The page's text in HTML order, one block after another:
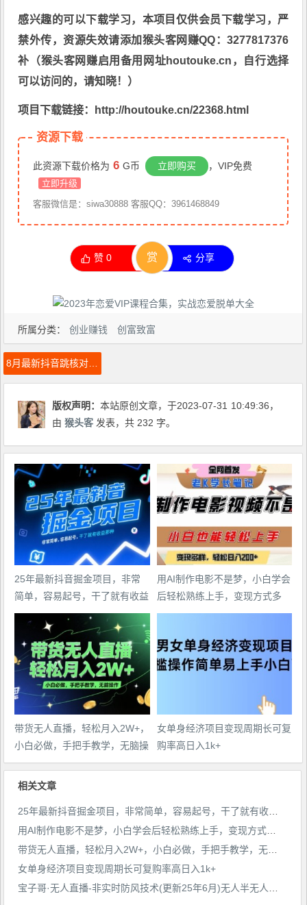
感兴趣的可以下载学习，本项目仅供会员下载学习，严
禁外传，资源失效请添加猴头客网赚QQ：3277817376
补（猴头客网赚启用备用网址houtouke.cn，自行选择
可以访问的，请知晓！）
项目下载链接：http://houtouke.cn/22368.html
资源下载
此资源下载价格为 6 G币 立即购买 ，VIP免费
立即升级
客服微信是：siwa30888 客服QQ：3961468849
赞0 赏 分享
所属分类： 创业赚钱 创富致富
版权声明：本站原创文章，于2023-07-31 10:49:36，
由猴头客 发表，共 232 字。
25年最新抖音掘金项目，非常
简单，容易起号，干了就有收益
那种
用AI制作电影不是梦，小白学会
后轻松熟练上手，变现方式多
样，日入2张+
带货无人直播，轻松月入2W+，
小白必做，手把手教学，无脑操
作(附学习资料)
女单身经济项目变现周期长可复
购率高日入1k+
相关文章
女单身经济项目变现周期长可复购率高日入1k+